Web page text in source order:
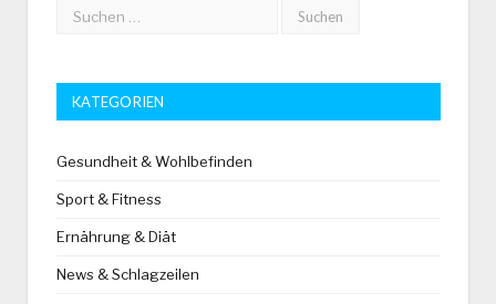
KATEGORIEN
Gesundheit & Wohlbefinden
Sport & Fitness
Ernährung & Diät
News & Schlagzeilen